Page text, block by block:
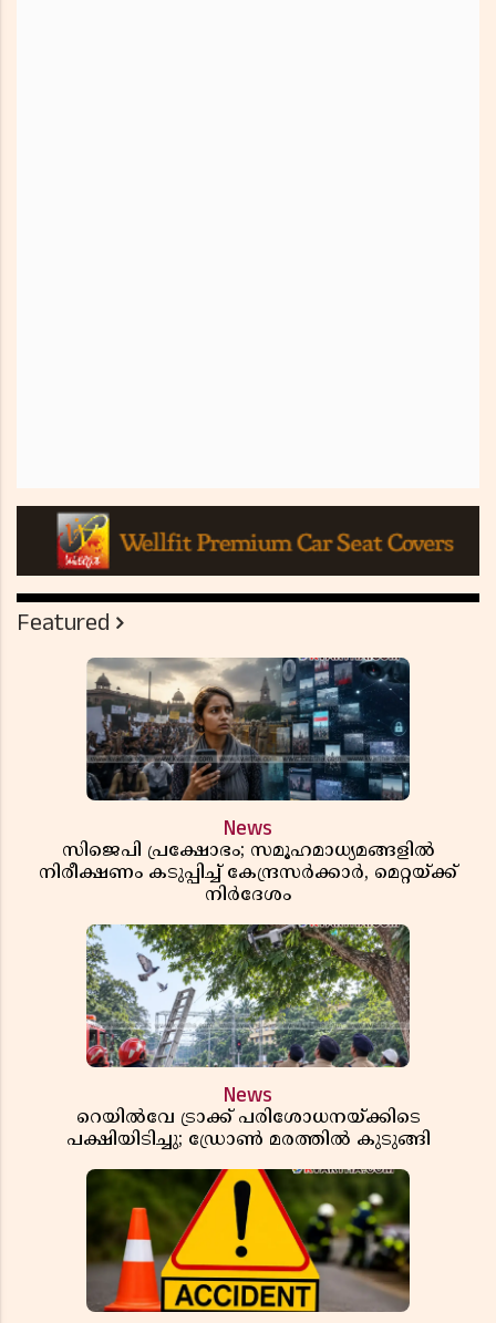
Featured
News
സിജെപി പ്രക്ഷോഭം; സമൂഹമാധ്യമങ്ങളിൽ
നിരീക്ഷണം കടുപ്പിച്ച് കേന്ദ്രസർക്കാർ, മെറ്റയ്ക്ക്
നിർദേശം
News
റെയിൽവേ ട്രാക്ക് പരിശോധനയ്ക്കിടെ
പക്ഷിയിടിച്ചു; ഡ്രോൺ മരത്തിൽ കുടുങ്ങി